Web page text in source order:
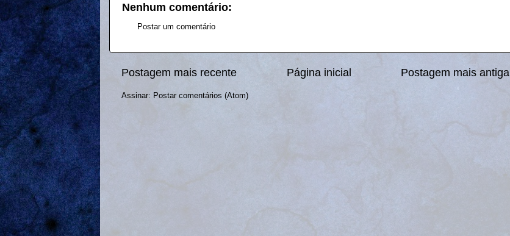
Nenhum comentário:
Postar um comentário
Postagem mais recente Postagem mais antiga
Página inicial
Assinar: Postar comentários (Atom)